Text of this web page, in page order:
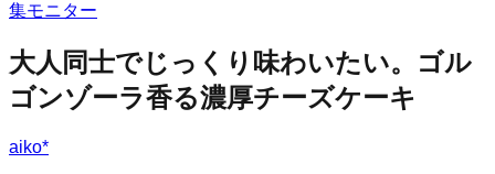
集モニター
大人同士でじっくり味わいたい。ゴル
ゴンゾーラ香る濃厚チーズケーキ
aiko*